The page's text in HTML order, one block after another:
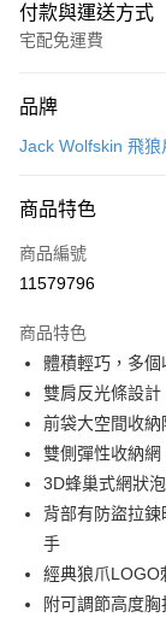
付款與運送方式
宅配免運費
信用卡一次付款
Apple Pay
街口支付
Google Pay
全盈+PAY
大哥付你分期
相關說明
【大哥付你分期使用
1.本服務由台灣大哥
2.付款方式選擇「大
流程，驗證手機門
成交易。
3.實際核准額度、可
AFTEE先享後付
相關說明
【關於「AFTEE先
AFTEE先享後付是
便利好安心！
ATM付款
品牌
Jack Wolfskin 飛狼
商品特色
商品編號
11579796
商品特色
體積輕巧，多
雙肩反光條設計
前袋大空間收
雙側彈性收納
3D蜂巢式網狀
背部有防盜拉
手
經典狼爪LOGO
附可調節高度